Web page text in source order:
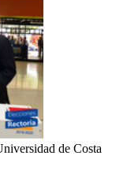
de Costa